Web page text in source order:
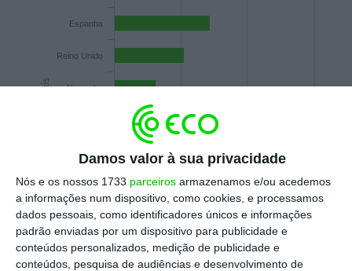
Damos valor à sua privacidade
Nós e os nossos 1733 parceiros armazenamos e/ou acedemos
a informações num dispositivo, como cookies, e processamos
dados pessoais, como identificadores únicos e informações
padrão enviadas por um dispositivo para publicidade e
conteúdos personalizados, medição de publicidade e
conteúdos, pesquisa de audiências e desenvolvimento de
País
Espanha
Reino Unido
Alemanha
Portugal
Holanda
Irlanda
0 200 000 400 000